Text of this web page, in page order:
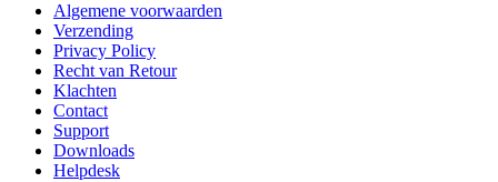
Algemene voorwaarden
Verzending
Privacy Policy
Recht van Retour
Klachten
Contact
Support
Downloads
Helpdesk